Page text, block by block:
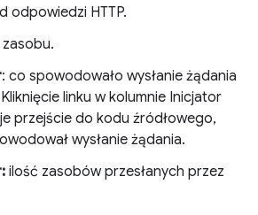
odpowiedzi HTTP.
: co spowodowało wysłanie żądania
linku w kolumnie Inicjator
przejście do kodu źródłowego,
wysłanie żądania.
ilość zasobów przesłanych przez